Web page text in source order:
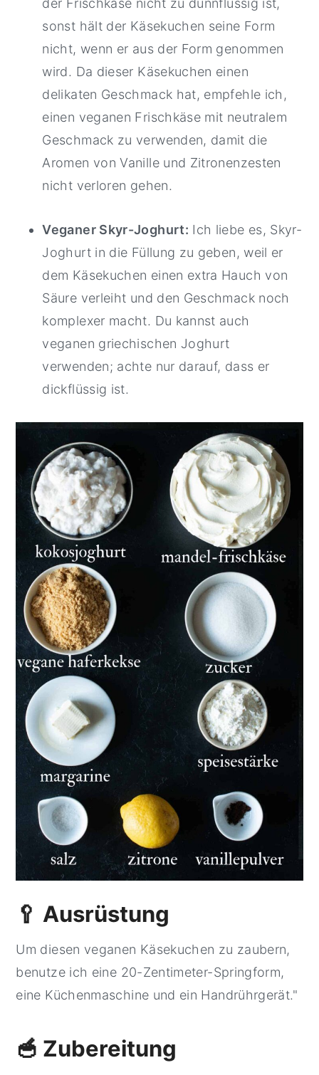
der Frischkäse nicht zu dünnflüssig ist,
sonst hält der Käsekuchen seine Form
nicht, wenn er aus der Form genommen
wird. Da dieser Käsekuchen einen
delikaten Geschmack hat, empfehle ich,
einen veganen Frischkäse mit neutralem
Geschmack zu verwenden, damit die
Aromen von Vanille und Zitronenzesten
nicht verloren gehen.
Veganer Skyr-Joghurt: Ich liebe es, Skyr-
Joghurt in die Füllung zu geben, weil er
dem Käsekuchen einen extra Hauch von
Säure verleiht und den Geschmack noch
komplexer macht. Du kannst auch
veganen griechischen Joghurt
verwenden; achte nur darauf, dass er
dickflüssig ist.
🥄 Ausrüstung
Um diesen veganen Käsekuchen zu zaubern,
benutze ich eine 20-Zentimeter-Springform,
eine Küchenmaschine und ein Handrührgerät."
🥣 Zubereitung